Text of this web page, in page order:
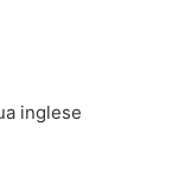
inglese